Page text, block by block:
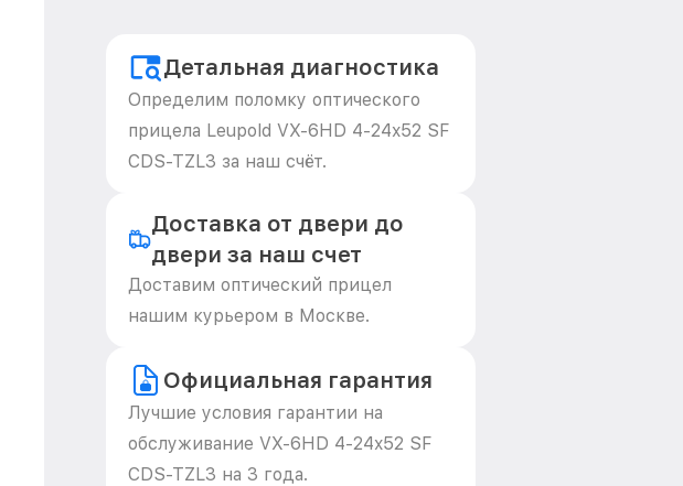
Детальная диагностика
Определим поломку оптического
прицела Leupold VX-6HD 4-24x52 SF
CDS-TZL3 за наш счёт.
Доставка от двери до
двери за наш счет
Доставим оптический прицел
нашим курьером в Москве.
Официальная гарантия
Лучшие условия гарантии на
обслуживание VX-6HD 4-24x52 SF
CDS-TZL3 на 3 года.